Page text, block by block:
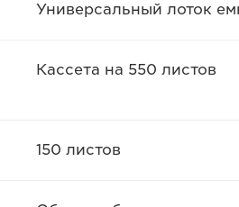
Универсальный лоток
Кассета на 550 листов
150 листов